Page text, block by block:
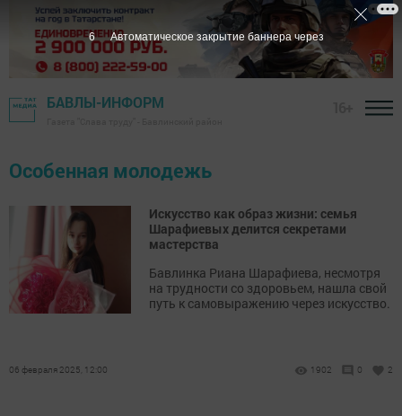
БАВЛЫ-ИНФОРМ
Особенная молодежь
Искусство как образ жизни: семья
Шарафиевых делится секретами
мастерства
Бавлинка Риана Шарафиева, несмотря
на трудности со здоровьем, нашла свой
путь к самовыражению через искусство.
06 февраля 2025, 12:00 1902 0 2
6 Автоматическое закрытие баннера через